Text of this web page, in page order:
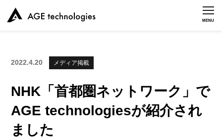
MENU
2022.4.20 メディア掲載
NHK「首都圏ネットワーク」で
AGE technologiesが紹介され
ました